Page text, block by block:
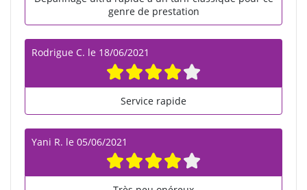
genre de prestation
Rodrigue C. le 18/06/2021
Service rapide
Yani R. le 05/06/2021